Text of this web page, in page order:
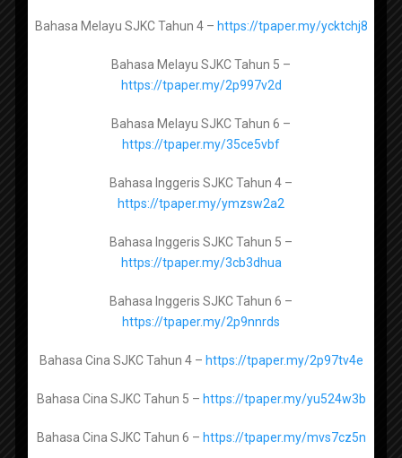
Koleksi Bahan Bahan Kokurikulum
Popular Posts
kami melalui whatsapp dihubungi kami di
whatsapp
Sebarang masalah, aduan, keperluan dan
hubungi kami di emel
helpdesk@sumberpendidikan.com
Maharat Al Quran Tingkatan 3 –
Manahij Ulum Islamiyah Tingkatan 4 -
https://tpaper.my/yckum5yz
Manahij Ulum Islamiyah Tingkatan 5 -
https://tpaper.my/yckx87h8
https://tpaper.my/2p9efwcr
https://tpaper.my/2s4znw8b
Pendidikan Syariah Islamiah Tingkatan 4 -
Bahasa Melayu SJKC Tahun 4 – https://tpaper.my/ycktchj8
Bahasa Melayu SJKC Tahun 5 –
https://tpaper.my/2p997v2d
Bahasa Melayu SJKC Tahun 6 –
https://tpaper.my/35ce5vbf
Bahasa Inggeris SJKC Tahun 4 –
https://tpaper.my/ymzsw2a2
Bahasa Inggeris SJKC Tahun 5 –
https://tpaper.my/3cb3dhua
Bahasa Inggeris SJKC Tahun 6 –
https://tpaper.my/2p9nnrds
Bahasa Cina SJKC Tahun 4 – https://tpaper.my/2p97tv4e
Bahasa Cina SJKC Tahun 5 – https://tpaper.my/yu524w3b
Bahasa Cina SJKC Tahun 6 – https://tpaper.my/mvs7cz5n